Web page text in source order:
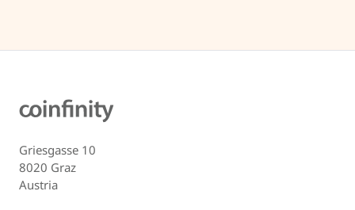
Griesgasse 10
8020 Graz
Austria